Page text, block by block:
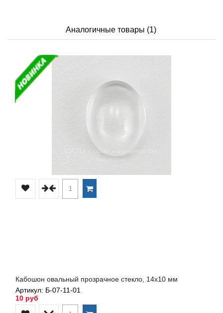
Аналогичные товары (1)
Кабошон овальный прозрачное стекло, 14х10 мм
Артикул: Б-07-11-01
10 руб